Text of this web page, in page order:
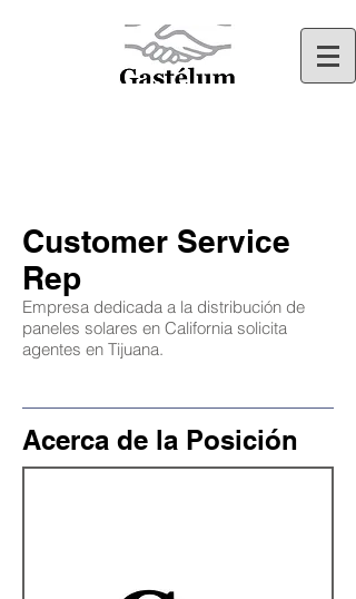
Customer Service
Rep
Empresa dedicada a la distribución de
paneles solares en California solicita
agentes en Tijuana.
Acerca de la Posición